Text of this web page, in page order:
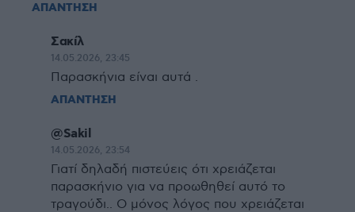
ΑΠΑΝΤΗΣΗ
Σακίλ
14.05.2026, 23:45
Παρασκήνια είναι αυτά .
ΑΠΑΝΤΗΣΗ
@Sakil
14.05.2026, 23:54
Γιατί δηλαδή πιστεύεις ότι χρειάζεται
παρασκήνιο για να προωθηθεί αυτό το
τραγούδι.. Ο μόνος λόγος που χρειάζεται